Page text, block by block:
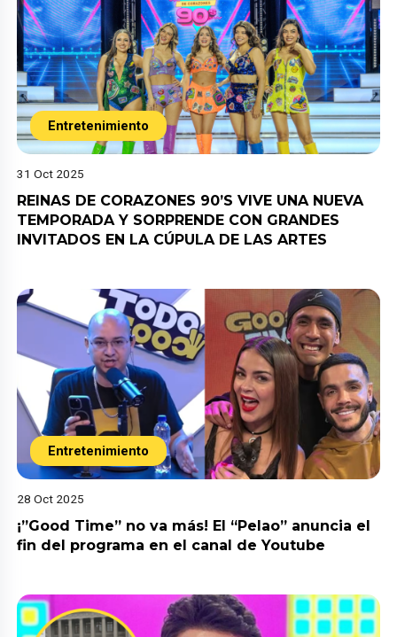
Entretenimiento
31 Oct 2025
REINAS DE CORAZONES 90’S VIVE UNA NUEVA
TEMPORADA Y SORPRENDE CON GRANDES
INVITADOS EN LA CÚPULA DE LAS ARTES
Entretenimiento
28 Oct 2025
¡”Good Time” no va más! El “Pelao” anuncia el
fin del programa en el canal de Youtube